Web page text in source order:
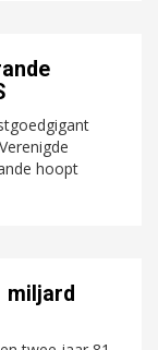
hoopt
miljard